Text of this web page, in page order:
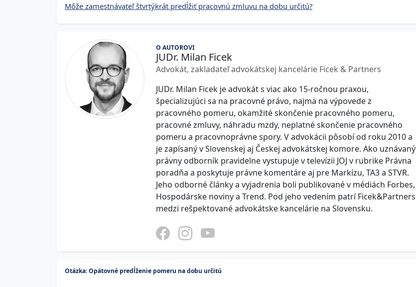
Môže zamestnávateľ štvrtýkrát predĺžiť pracovnú zmluvu na dobu určitú?
O AUTOROVI
JUDr. Milan Ficek
Advokát, zakladateľ advokátskej kancelárie Ficek & Partners
JUDr. Milan Ficek je advokát s viac ako 15-ročnou praxou,
špecializujúci sa na pracovné právo, najmä na výpovede z
pracovného pomeru, okamžité skončenie pracovného pomeru,
pracovné zmluvy, náhradu mzdy, neplatné skončenie pracovného
pomeru a pracovnoprávne spory. V advokácii pôsobí od roku 2010 a
je zapísaný v Slovenskej aj Českej advokátskej komore. Ako uznávaný
právny odborník pravidelne vystupuje v televízii JOJ v rubrike Právna
poradňa a poskytuje právne komentáre aj pre Markízu, TA3 a STVR.
Jeho odborné články a vyjadrenia boli publikované v médiách Forbes,
Hospodárske noviny a Trend. Pod jeho vedením patrí Ficek&Partners
medzi rešpektované advokátske kancelárie na Slovensku.
Otázka: Opätovné predĺženie pomeru na dobu určitú